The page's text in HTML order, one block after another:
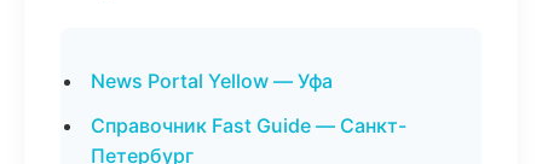
News Portal Yellow — Уфа
Справочник Fast Guide — Санкт-
Петербург